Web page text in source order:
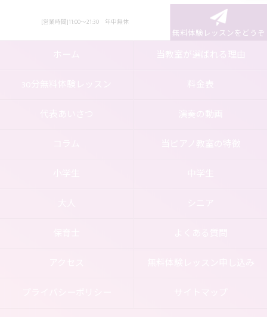
[営業時間]11:00～21:30 年中無休
無料体験レッスンをどうぞ
当教室が選ばれる理由